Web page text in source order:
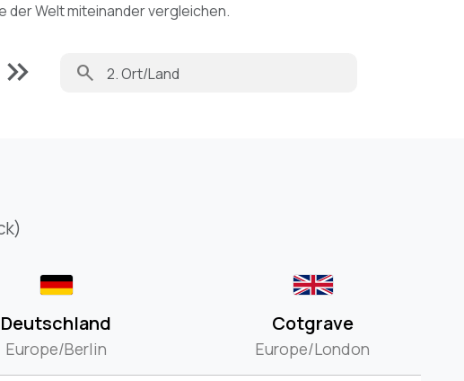
der Welt miteinander vergleichen.
keyboard_double_arrow_right search
Deutschland
Europe/Berlin
Cotgrave
Europe/London